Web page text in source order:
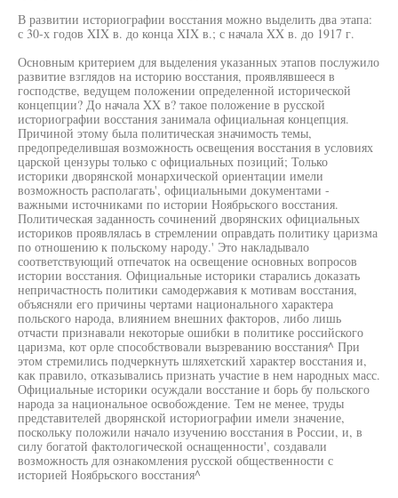
В развитии историографии восстания можно выделить два этапа:
с 30-х годов XIX в. до конца XIX в.; с начала XX в. до 1917 г.
Основным критерием для выделения указанных этапов послужило
развитие взглядов на историю восстания, проявлявшееся в
господстве, ведущем положении определенной исторической
концепции? До начала XX в? такое положение в русской
историографии восстания занимала официальная концепция.
Причиной этому была политическая значимость темы,
предопределившая возможность освещения восстания в условиях
царской цензуры только с официальных позиций; Только
историки дворянской монархической ориентации имели
возможность располагать', официальными документами -
важными источниками по истории Ноябрьского восстания.
Политическая заданность сочинений дворянских официальных
историков проявлялась в стремлении оправдать политику царизма
по отношению к польскому народу.' Это накладывало
соответствующий отпечаток на освещение основных вопросов
истории восстания. Официальные историки старались доказать
непричастность политики самодержавия к мотивам восстания,
объясняли его причины чертами национального характера
польского народа, влиянием внешних факторов, либо лишь
отчасти признавали некоторые ошибки в политике российского
царизма, кот орле способствовали вызреванию восстания^ При
этом стремились подчеркнуть шляхетский характер восстания и,
как правило, отказывались признать участие в нем народных масс.
Официальные историки осуждали восстание и борь бу польского
народа за национальное освобождение. Тем не менее, труды
представителей дворянской историографии имели значение,
поскольку положили начало изучению восстания в России, и, в
силу богатой фактологической оснащенности', создавали
возможность для ознакомления русской общественности с
историей Ноябрьского восстания^